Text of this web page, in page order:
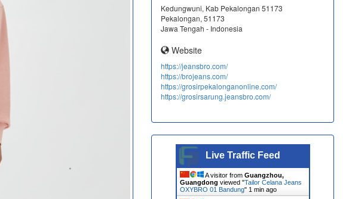
Kedungwuni, Kab Pekalongan 51173
Pekalongan, 51173
Jawa Tengah - Indonesia
Website
https://jeansbro.com/
https://brojeans.com/
https://grosirpekalonganonline.com/
https://grosirsarung.jeansbro.com/
Live Traffic Feed
A visitor from Guangzhou,
Guangdong viewed "Tailor Celana Jeans
OXYBRO 01 Bandung" 1 min ago